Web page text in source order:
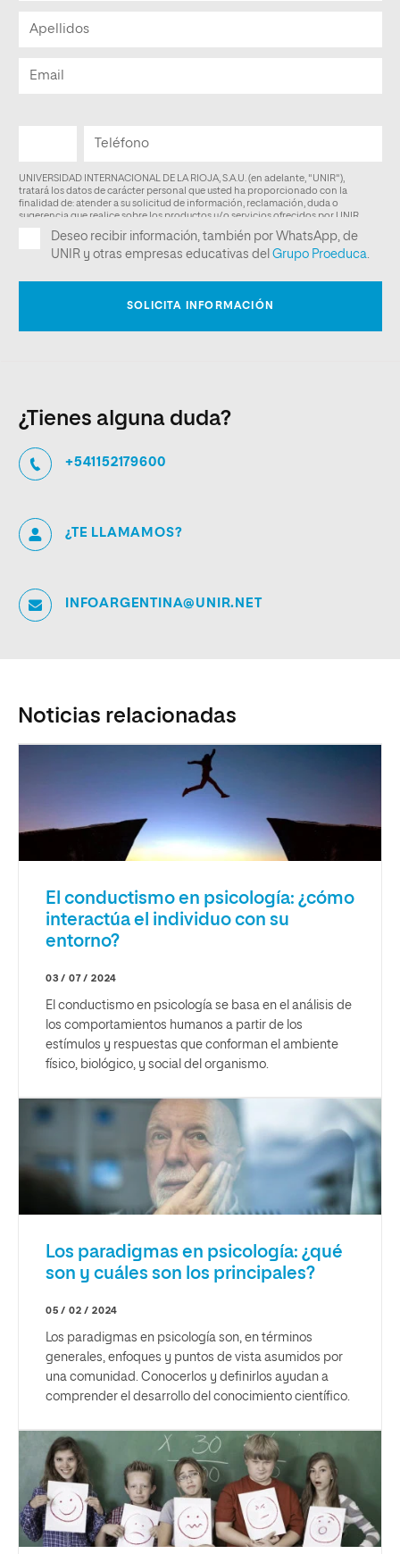
¿Tienes alguna duda?
+541152179600
¿TE LLAMAMOS?
INFOARGENTINA@UNIR.NET
Noticias relacionadas
El conductismo en psicología: ¿cómo
interactúa el individuo con su
entorno?
03 / 07 / 2024
El conductismo en psicología se basa en el análisis de
los comportamientos humanos a partir de los
estímulos y respuestas que conforman el ambiente
físico, biológico, y social del organismo.
Los paradigmas en psicología: ¿qué
son y cuáles son los principales?
05 / 02 / 2024
Los paradigmas en psicología son, en términos
generales, enfoques y puntos de vista asumidos por
una comunidad. Conocerlos y definirlos ayudan a
comprender el desarrollo del conocimiento científico.